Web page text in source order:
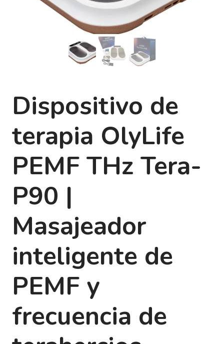
Dispositivo de
terapia OlyLife
PEMF THz Tera-
P90 |
Masajeador
inteligente de
PEMF y
frecuencia de